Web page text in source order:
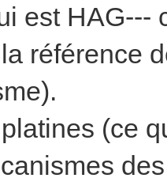
est HAG---
référence
(ce